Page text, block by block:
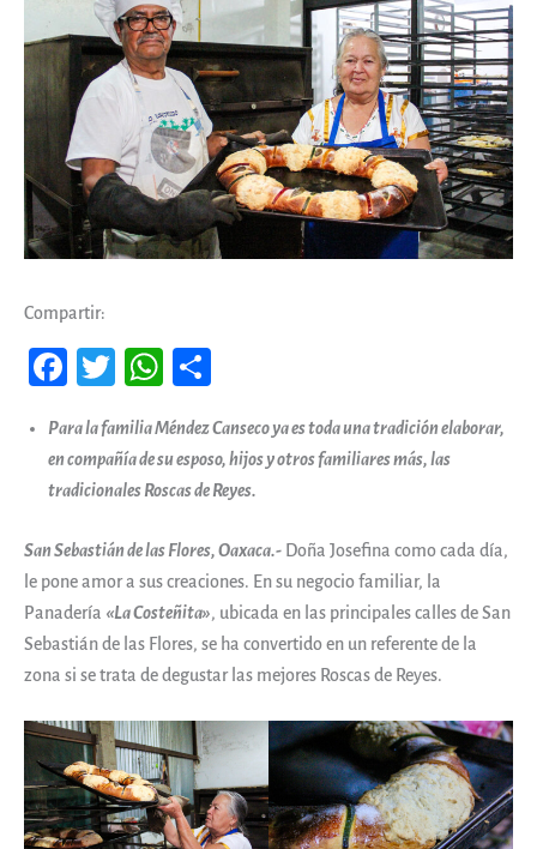
Compartir:
Fa
b
oo
T
tt
er
W
ts
A
pa
rti
Para la familia Méndez Canseco ya es toda una tradición elaborar,
en compañía de su esposo, hijos y otros familiares más, las
tradicionales Roscas de Reyes.
San Sebastián de las Flores, Oaxaca.- Doña Josefina como cada día,
le pone amor a sus creaciones. En su negocio familiar, la
Panadería «La Costeñita», ubicada en las principales calles de San
Sebastián de las Flores, se ha convertido en un referente de la
zona si se trata de degustar las mejores Roscas de Reyes.